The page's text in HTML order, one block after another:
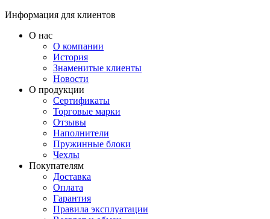
Информация для клиентов
О нас
О компании
История
Знаменитые клиенты
Новости
О продукции
Сертификаты
Торговые марки
Отзывы
Наполнители
Пружинные блоки
Чехлы
Покупателям
Доставка
Оплата
Гарантия
Правила эксплуатации